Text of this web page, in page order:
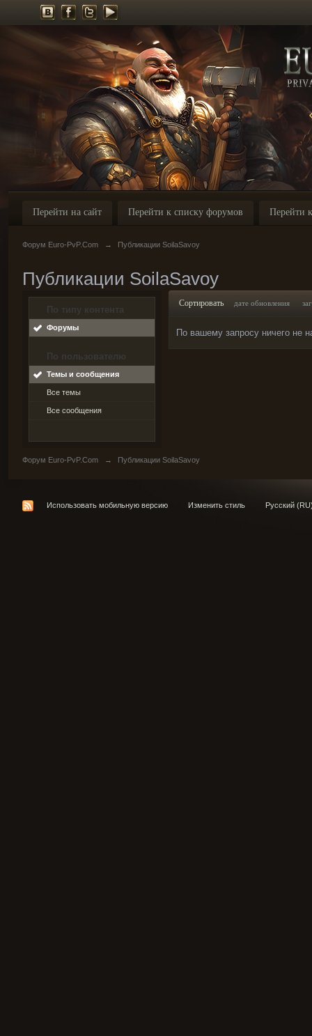
Перейти на сайт Перейти к списку форумов Перейти
Форум Euro-PvP.Com → Публикации SoilaSavoy
Публикации SoilaSavoy
По типу контента
Форумы
По пользователю
Темы и сообщения
Все темы
Все сообщения
Сортировать дате обновления
По вашему запросу ничего не
Форум Euro-PvP.Com → Публикации SoilaSavoy
Использовать мобильную версию Изменить стиль Русский